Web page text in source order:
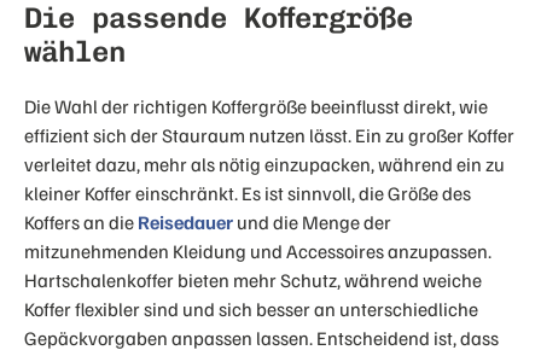
Die passende Koffergröße
wählen
Die Wahl der richtigen Koffergröße beeinflusst direkt, wie
effizient sich der Stauraum nutzen lässt. Ein zu großer Koffer
verleitet dazu, mehr als nötig einzupacken, während ein zu
kleiner Koffer einschränkt. Es ist sinnvoll, die Größe des
Koffers an die Reisedauer und die Menge der
mitzunehmenden Kleidung und Accessoires anzupassen.
Hartschalenkoffer bieten mehr Schutz, während weiche
Koffer flexibler sind und sich besser an unterschiedliche
Gepäckvorgaben anpassen lassen. Entscheidend ist, dass